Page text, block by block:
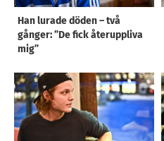
Han lurade döden – två
gånger: ”De fick återuppliva
mig”